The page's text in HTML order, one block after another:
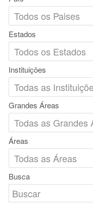
Estados
Instituições
Grandes Áreas
Áreas
Busca